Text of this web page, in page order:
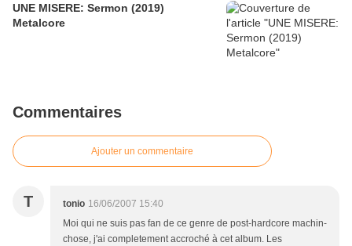
UNE MISERE: Sermon (2019)
Metalcore
Commentaires
Ajouter un commentaire
T tonio 16/06/2007 15:40
Moi qui ne suis pas fan de ce genre de post-hardcore machin-
chose, j'ai completement accroché à cet album. Les